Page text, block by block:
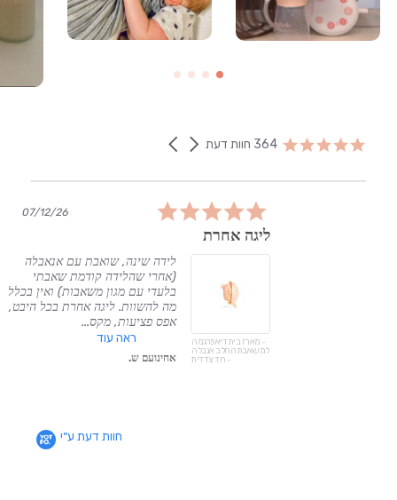
carousel
Carousel
4.8
364 חוות דעת
07/12/26
ליגה אחרת
- מארז בית דיאפרגמה
למשאבת החלב אנבלה
- חד צדדית
לידה שינה, שואבת עם אנאבלה
(אחרי שהלידה קודמת שאבתי
בלעדי עם מגון משאבות) ואין בכלל
מה להשוות. ליגה אחרת בכל היבט,
אפס פציעות, מקס...
ראה עוד
אחינועם ש.
חוות דעת ע״י